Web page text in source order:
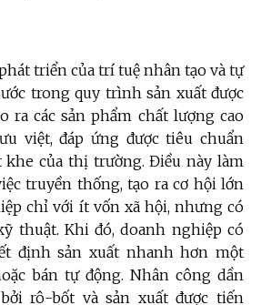
triển của trí tuệ nhân tạo và tự
trong quy trình sản xuất được
ra các sản phẩm chất lượng cao
việt, đáp ứng được tiêu chuẩn
khe của thị trường. Điều này làm
truyền thống, tạo ra cơ hội lớn
chỉ với ít vốn xã hội, nhưng có
thuật. Khi đó, doanh nghiệp có
định sản xuất nhanh hơn một
bán tự động. Nhân công dần
rô-bốt và sản xuất được tiến